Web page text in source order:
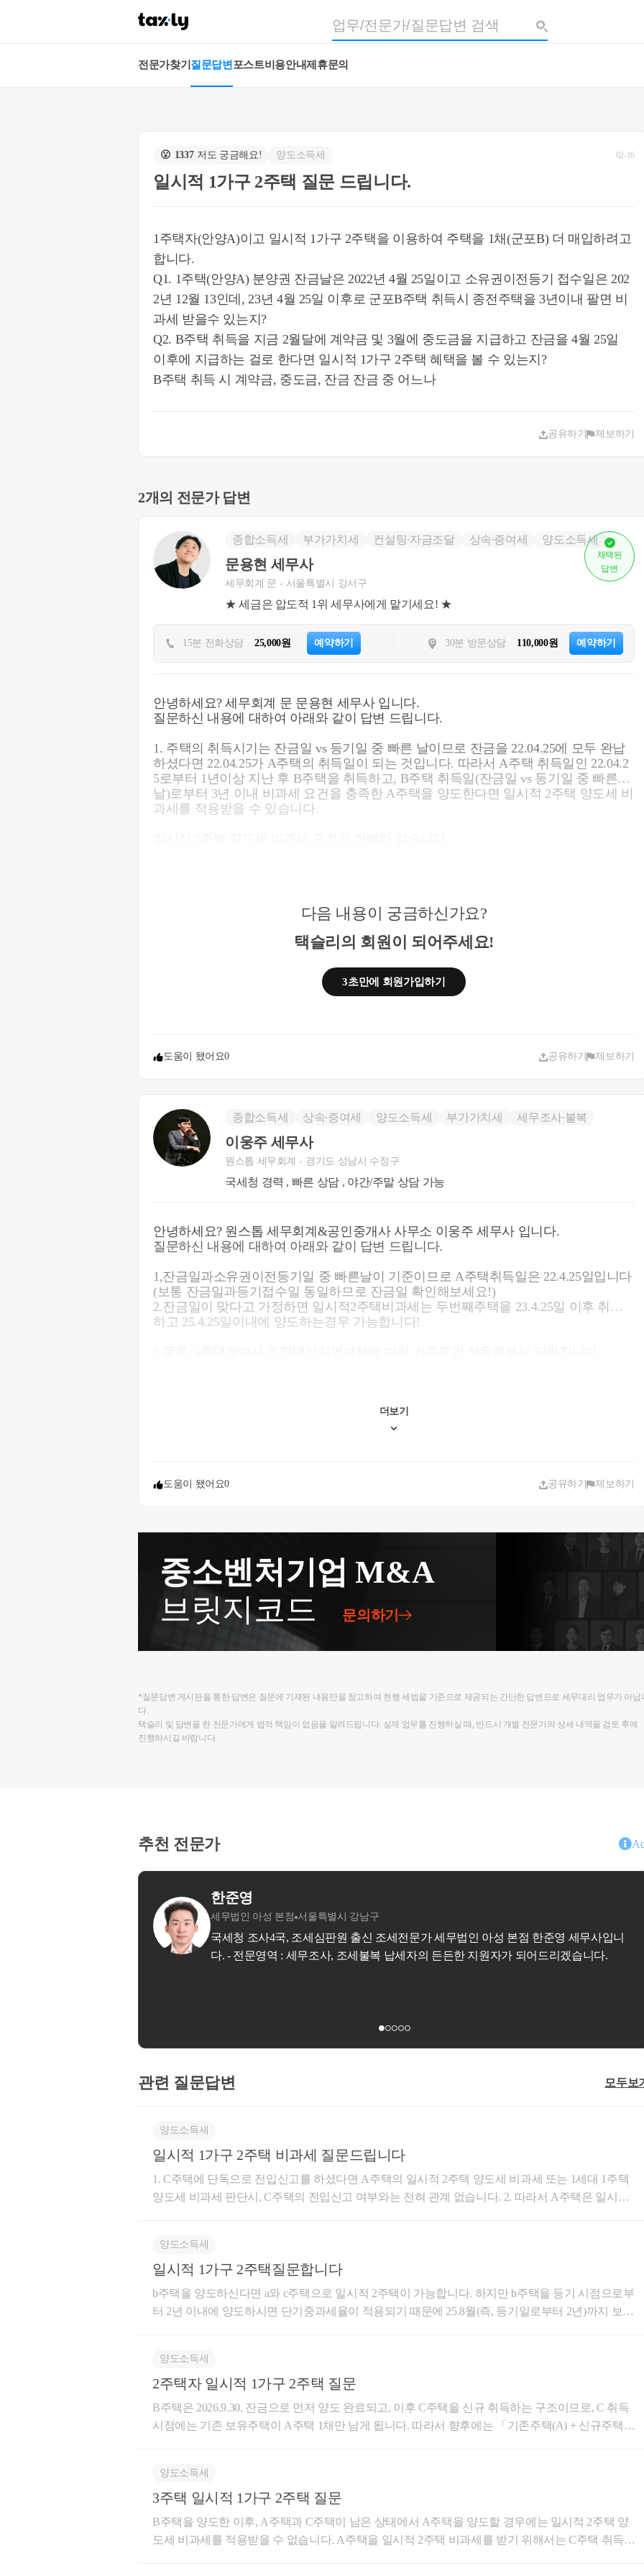
전문가찾기 질문답변 포스트비용안내제휴문의
😮 1337 저도 궁금해요! 양도소득세 02-16
일시적 1가구 2주택 질문 드립니다.
1주택자(안양A)이고 일시적 1가구 2주택을 이용하여 주택을 1채(군포B) 더 매입하려고
합니다.
Q1. 1주택(안양A) 분양권 잔금날은 2022년 4월 25일이고 소유권이전등기 접수일은 202
2년 12월 13인데, 23년 4월 25일 이후로 군포B주택 취득시 종전주택을 3년이내 팔면 비
과세 받을수 있는지?
Q2. B주택 취득을 지금 2월달에 계약금 및 3월에 중도금을 지급하고 잔금을 4월 25일
이후에 지급하는 걸로 한다면 일시적 1가구 2주택 혜택을 볼 수 있는지?
B주택 취득 시 계약금, 중도금, 잔금 잔금 중 어느나
공유하기 제보하기
2개의 전문가 답변
채택된
답변
종합소득세 부가가치세 컨설팅∙자금조달 상속∙증여세 양도소득세
문용현 세무사
세무회계 문 서울특별시 강서구
★ 세금은 압도적 1위 세무사에게 맡기세요! ★
15분 전화상담 25,000원 예약하기 30분 방문상담 110,000원 예약하기
안녕하세요? 세무회계 문 문용현 세무사 입니다.
질문하신 내용에 대하여 아래와 같이 답변 드립니다.
1. 주택의 취득시기는 잔금일 vs 등기일 중 빠른 날이므로 잔금을 22.04.25에 모두 완납
하셨다면 22.04.25가 A주택의 취득일이 되는 것입니다. 따라서 A주택 취득일인 22.04.2
5로부터 1년이상 지난 후 B주택을 취득하고, B주택 취득일(잔금일 vs 등기일 중 빠른
날)로부터 3년 이내 비과세 요건을 충족한 A주택을 양도한다면 일시적 2주택 양도세 비
과세를 적용받을 수 있습니다.
①국내에 1주택을 소유한 1세대가 그 주택(이하 이 항에서 “종전의 주택”이라 한다)을
여 취득한 경우를 포함한다)함으로써 일시적으로 2주택이 된 경우 종전의 주택을 취득
한 날부터 1년 이상이 지난 후 신규 주택을 취득하고 다음 각 호에 따라 종전의 주택을
2. 잔금일 기준으로 판단하시면 됩니다. B주택의 취득시기는 잔금일 vs 등기일 중 빠른
도움이 되셨길 바랍니다. 감사합니다.
* 추가 문의사항이 있으실 경우, 02-6403-9250 또는 cta_moonyh@naver.com으로 연락을
주셔도 됩니다.
다음 내용이 궁금하신가요?
택슬리의 회원이 되어주세요!
3초만에 회원가입하기
도움이 됐어요0 공유하기 제보하기
종합소득세 상속∙증여세 양도소득세 부가가치세 세무조사∙불복
이웅주 세무사
원스톱 세무회계 경기도 성남시 수정구
국세청 경력 , 빠른 상담 , 야간/주말 상담 가능
안녕하세요? 원스톱 세무회계&공인중개사 사무소 이웅주 세무사 입니다.
질문하신 내용에 대하여 아래와 같이 답변 드립니다.
1,잔금일과소유권이전등기일 중 빠른날이 기준이므로 A주택취득일은 22.4.25일입니다
(보통 잔금일과등기접수일 동일하므로 잔금일 확인해보세요!)
2.잔금일이 맞다고 가정하면 일시적2주택비과세는 두번째주택을 23.4.25일 이후 취득
하고 25.4.25일이내에 양도하는경우 가능합니다!
더보기
도움이 됐어요0 공유하기 제보하기
중소벤처기업 M&A
브릿지코드
문의하기
*질문답변 게시판을 통한 답변은 질문에 기재된 내용만을 참고하여 현행 세법을 기준으로 제공되는 간단한 답변으로 세무대리 업무가 아닙
다.
택슬리 및 답변을 한 전문가에게 법적 책임이 없음을 알려드립니다. 실제 업무를 진행하실 때, 반드시 개별 전문가와 상세 내역을 검토 후에
진행하시길 바랍니다.
추천 전문가
, 조세심판원 출신 조세전문가 세무법인 아성 본점 한준영 세무사입니
다. - 전문영역 : 세무조사, 조세불복 납세자의 든든한 지원자가 되어드리겠습니다.
절세전문가 세무사홍상표 입니다. - 전문영역 : 상속∙증여세 납세자의 든든한 파트너가
되어드리겠습니다.
관련 질문답변 모두보
양도소득세
일시적 1가구 2주택 비과세 질문드립니다
1. C주택에 단독으로 전입신고를 하셨다면 A주택의 일시적 2주택 양도세 비과세 또는 1세대 1주택
양도세 비과세 판단시, C주택의 전입신고 여부와는 전혀 관계 없습니다. 2. 따라서 A주택은 일시적
택 계약+취득 당시, 종전주택과 신규주택이 모두 조정지역일 경우 2년)이내 종전주택 양도 3) 종전
주택은 1세대 1주택 비과세 요건(2년이상 보유, 취득당시 조정지역일 경우 2년이상 거주포함)을 충
족할 것 (관련 법령) 소득세법 시행령 제155조(1세대1주택의 특례) ①국내에 1주택을 소유한 1세대
가 그 주택(이하 이 항에서 “종전의 주택”이라 한다)을 양도하기 전에 다른 주택(이하 이 조에서 “신
종전의 주택을 양도하는 경우(제18항에 따른 사유에 해당하는 경우를 포함한다)에는 이를 1세대1주
택으로 보아 제154조제1항을 적용한다. 1. 신규 주택을 취득한 날부터 3년 이내에 종전의 주택을 양
도하는 경우 2. 종전의 주택이 조정대상지역에 있는 상태에서 조정대상지역에 있는 신규 주택을 취
득[조정대상지역의 공고가 있은 날 이전에 신규 주택(신규 주택을 취득할 수 있는 권리를 포함한다.
이하 이 항에서 같다)을 취득하거나 신규 주택을 취득하기 위해 매매계약을 체결하고 계약금을 지
2년 이내에 종전의 주택을 양도하는 경우 *보다 구체적인 상담을 원하실 경우, 전화상담을 신청해
양도소득세
일시적 1가구 2주택질문합니다
b주택을 양도하신다면 a와 c주택으로 일시적 2주택이 가능합니다. 하지만 b주택을 등기 시점으로부
터 2년 이내에 양도하시면 단기중과세율이 적용되기 때문에 25.8월(즉, 등기일로부터 2년)까지 보유
양도소득세
2주택자 일시적 1가구 2주택 질문
B주택은 2026.9.30. 잔금으로 먼저 양도 완료되고, 이후 C주택을 신규 취득하는 구조이므로, C 취득
시점에는 기존 보유주택이 A주택 1채만 남게 됩니다. 따라서 향후에는 「기존주택(A) + 신규주택
처분된 상태이므로 사실상 A와 C만 보유한 상태에서 판단하는 것이 핵심입니다.
양도소득세
3주택 일시적 1가구 2주택 질문
B주택을 양도한 이후, A주택과 C주택이 남은 상태에서 A주택을 양도할 경우에는 일시적 2주택 양
도세 비과세를 적용받을 수 없습니다. A주택을 일시적 2주택 비과세를 받기 위해서는 C주택 취득일